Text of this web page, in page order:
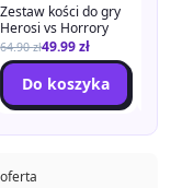
Zestaw kości do gry
Herosi vs Horrory
64.90zł49.99zł
Do koszyka